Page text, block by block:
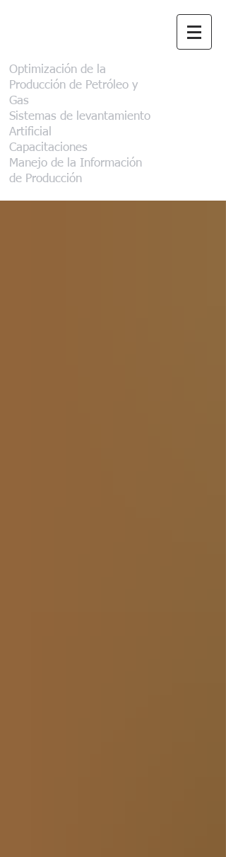
Optimización de la
Producción de Petróleo y
Gas
Sistemas de levantamiento
Artificial
Capacitaciones
Manejo de la Información
de Producción